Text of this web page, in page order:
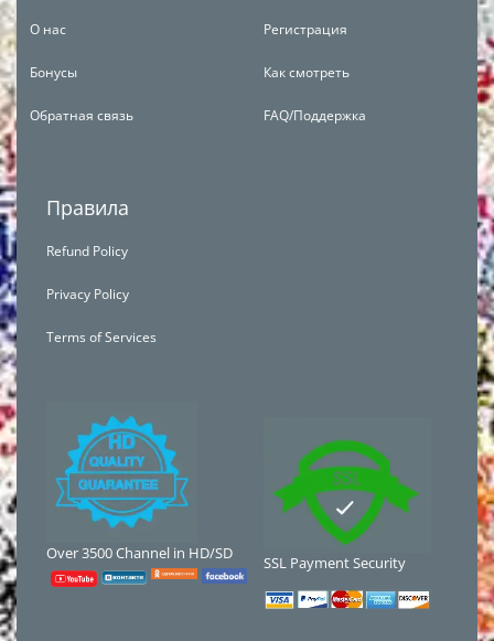
О нас
Бонусы
Обратная связь
Регистрация
Как смотреть
FAQ/Поддержка
Правила
Refund Policy
Privacy Policy
Terms of Services
Over 3500 Channel in HD/SD
SSL Payment Security